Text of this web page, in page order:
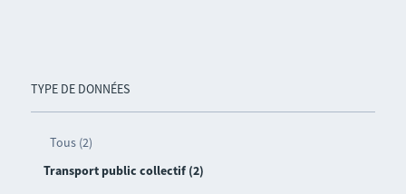
TYPE DE DONNÉES
Tous (2)
Transport public collectif (2)